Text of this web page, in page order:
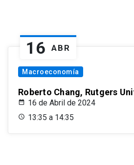
16 ABR
Macroeconomía
Roberto Chang, Rutgers
16 de Abril de 2024
13:35 a 14:35